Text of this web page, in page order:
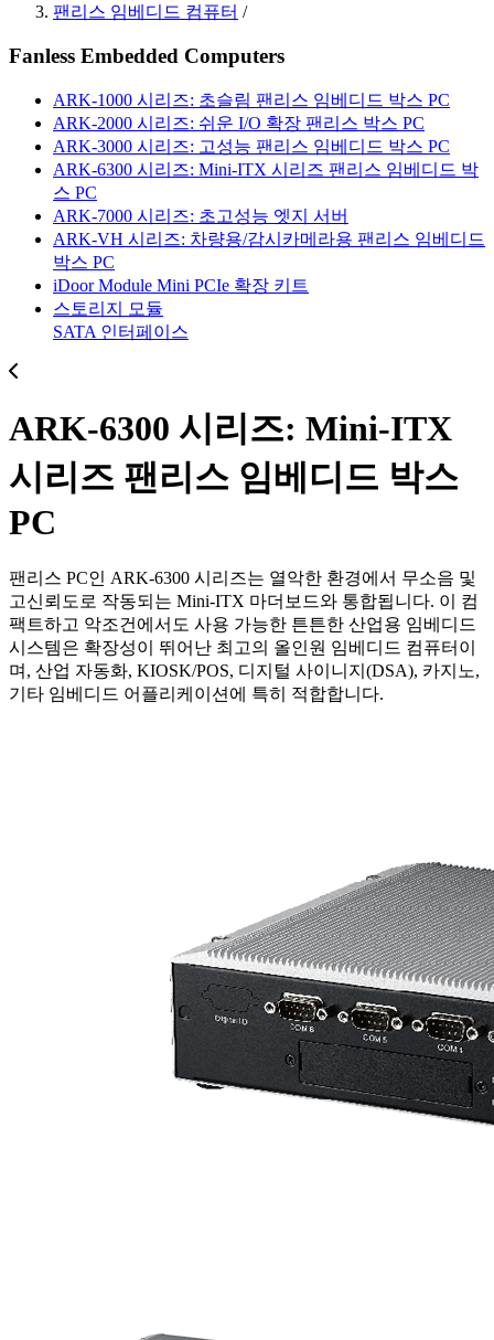
팬리스 임베디드 컴퓨터 /
Fanless Embedded Computers
ARK-1000 시리즈: 초슬림 팬리스 임베디드 박스 PC
ARK-2000 시리즈: 쉬운 I/O 확장 팬리스 박스 PC
ARK-3000 시리즈: 고성능 팬리스 임베디드 박스 PC
ARK-6300 시리즈: Mini-ITX 시리즈 팬리스 임베디드 박
스 PC
ARK-7000 시리즈: 초고성능 엣지 서버
ARK-VH 시리즈: 차량용/감시카메라용 팬리스 임베디드
박스 PC
iDoor Module Mini PCIe 확장 키트
스토리지 모듈
SATA 인터페이스
ARK-6300 시리즈: Mini-ITX
시리즈 팬리스 임베디드 박스
PC
팬리스 PC인 ARK-6300 시리즈는 열악한 환경에서 무소음 및
고신뢰도로 작동되는 Mini-ITX 마더보드와 통합됩니다. 이 컴
팩트하고 악조건에서도 사용 가능한 튼튼한 산업용 임베디드
시스템은 확장성이 뛰어난 최고의 올인원 임베디드 컴퓨터이
며, 산업 자동화, KIOSK/POS, 디지털 사이니지(DSA), 카지노,
기타 임베디드 어플리케이션에 특히 적합합니다.